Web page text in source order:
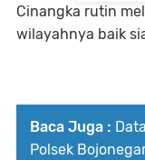
Cinangka rutin
wilayahnya baik
Baca Juga :
Polsek